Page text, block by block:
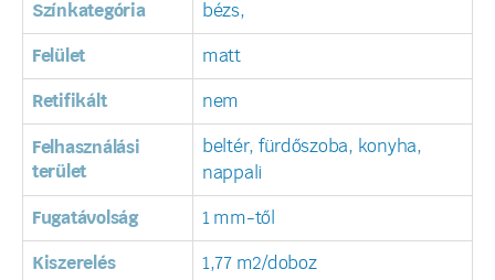
Színkategória bézs,
Felület matt
Retifikált nem
Felhasználási
terület
beltér, fürdőszoba, konyha,
nappali
Fugatávolság 1 mm-től
Kiszerelés 1,77 m2/doboz